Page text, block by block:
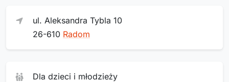
ul. Aleksandra Tybla 10
26-610 Radom
Dla dzieci i młodzieży